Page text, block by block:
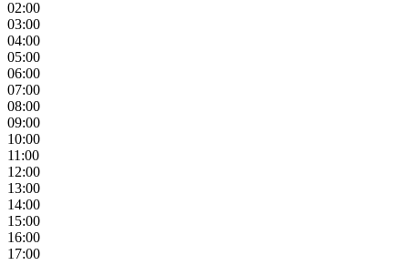
02:00
03:00
04:00
05:00
06:00
07:00
08:00
09:00
10:00
11:00
12:00
13:00
14:00
15:00
16:00
17:00